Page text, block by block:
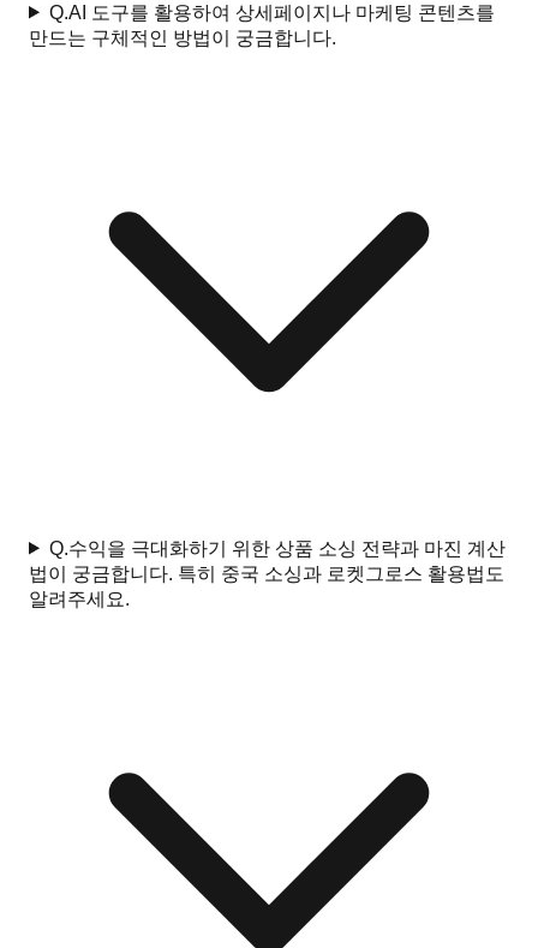
Q.AI 도구를 활용하여 상세페이지나 마케팅 콘텐츠를
만드는 구체적인 방법이 궁금합니다.
Q.수익을 극대화하기 위한 상품 소싱 전략과 마진 계산
법이 궁금합니다. 특히 중국 소싱과 로켓그로스 활용법도
알려주세요.